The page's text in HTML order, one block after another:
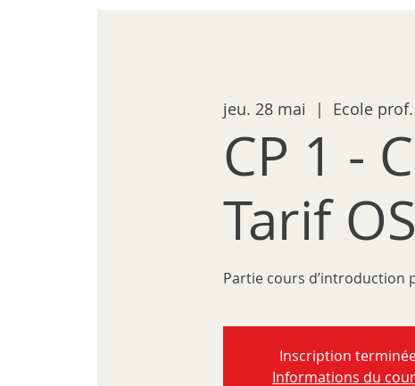
jeu. 28 mai
  |
Ecole
CP 1 -
Tarif
Partie cours d’introduction
Inscription
Informations du